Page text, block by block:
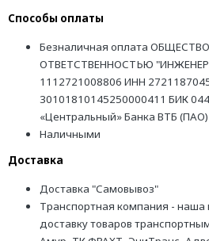
Способы оплаты
Безналичная оплата
ОТВЕТСТВЕННОСТЬЮ
1112721008806 ИНН
30101810145250000411 БИК
«Центральный» Банка ВТБ (ПАО)
Наличными
Доставка
Доставка "Самовывоз"
Транспортная компания -
доставку товаров